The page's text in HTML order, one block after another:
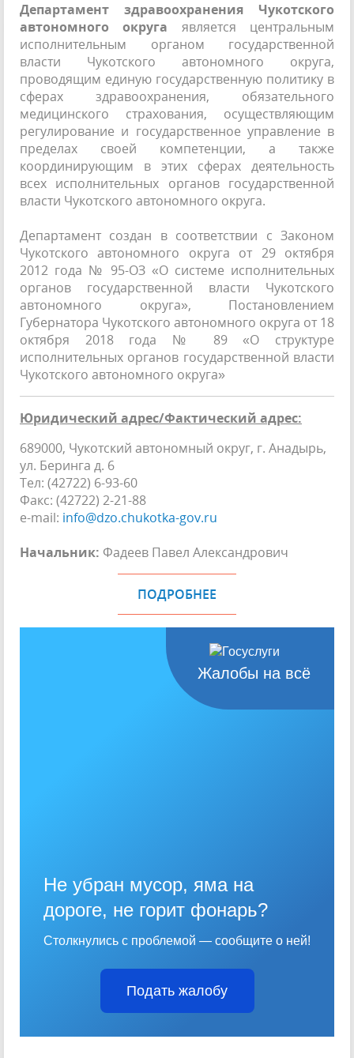
Департамент здравоохранения Чукотского
автономного округа является центральным
исполнительным органом государственной
власти Чукотского автономного округа,
проводящим единую государственную политику в
сферах здравоохранения, обязательного
медицинского страхования, осуществляющим
регулирование и государственное управление в
пределах своей компетенции, а также
координирующим в этих сферах деятельность
всех исполнительных органов государственной
власти Чукотского автономного округа.
Департамент создан в соответствии с Законом
Чукотского автономного округа от 29 октября
2012 года № 95-ОЗ «О системе исполнительных
органов государственной власти Чукотского
автономного округа», Постановлением
Губернатора Чукотского автономного округа от 18
октября 2018 года № 89 «О структуре
исполнительных органов государственной власти
Чукотского автономного округа»
Юридический адрес/Фактический адрес:
689000, Чукотский автономный округ, г. Анадырь,
ул. Беринга д. 6
Тел: (42722) 6-93-60
Факс: (42722) 2-21-88
e-mail: info@dzo.chukotka-gov.ru
Начальник: Фадеев Павел Александрович
ПОДРОБНЕЕ
Жалобы на всё
Не убран мусор, яма на
дороге, не горит фонарь?
Столкнулись с проблемой — сообщите о ней!
Подать жалобу